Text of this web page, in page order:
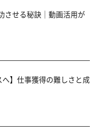
させる秘訣｜動画活用が
へ】仕事獲得の難しさと成